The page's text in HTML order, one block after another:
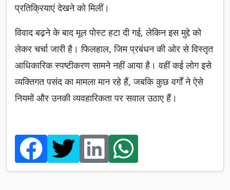
प्रतिक्रियाएं देखने को मिलीं।
विवाद बढ़ने के बाद मूल पोस्ट हटा दी गई, लेकिन इस मुद्दे को
लेकर चर्चा जारी है। फिलहाल, जिम प्रबंधन की ओर से विस्तृत
आधिकारिक स्पष्टीकरण सामने नहीं आया है। वहीं कई लोग इसे
व्यक्तिगत पसंद का मामला मान रहे हैं, जबकि कुछ वर्गों ने ऐसे
नियमों और उनकी व्यवहारिकता पर सवाल उठाए हैं।